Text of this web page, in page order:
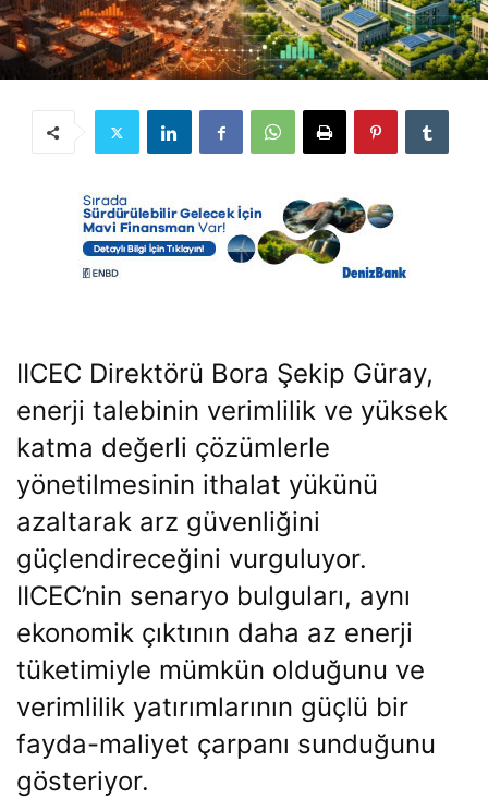
IICEC Direktörü Bora Şekip Güray,
enerji talebinin verimlilik ve yüksek
katma değerli çözümlerle
yönetilmesinin ithalat yükünü
azaltarak arz güvenliğini
güçlendireceğini vurguluyor.
IICEC’nin senaryo bulguları, aynı
ekonomik çıktının daha az enerji
tüketimiyle mümkün olduğunu ve
verimlilik yatırımlarının güçlü bir
fayda-maliyet çarpanı sunduğunu
gösteriyor.